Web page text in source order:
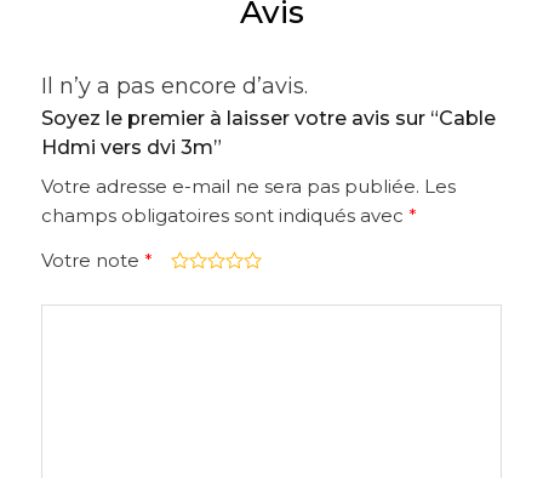
Avis
Il n’y a pas encore d’avis.
Soyez le premier à laisser votre avis sur “Cable
Hdmi vers dvi 3m”
Votre adresse e-mail ne sera pas publiée. Les
champs obligatoires sont indiqués avec *
Votre note *